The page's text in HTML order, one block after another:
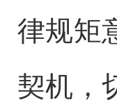
律规矩
契机，